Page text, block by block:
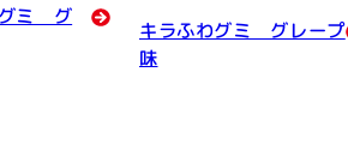
グミ グ
キラふわグミ グレープ
味